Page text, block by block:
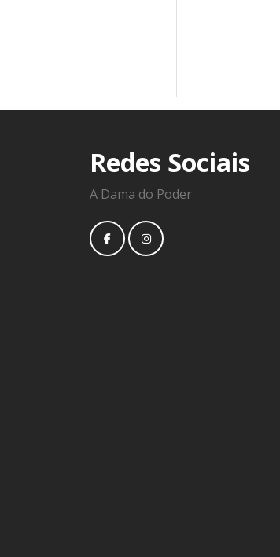
Redes Sociais
A Dama do Poder